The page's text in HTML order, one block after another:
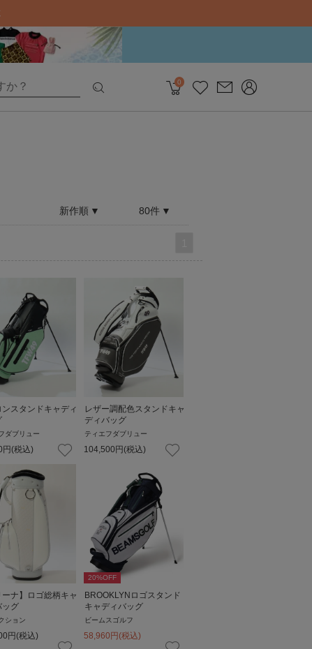
0
新作順 80件
スタンドキャディ
ダブリュー
円(税込)
レザー調配色スタンドキャ
ディバッグ
ティエフダブリュー
104,500円(税込)
ーナ】ロゴ総柄キャ
ッグ
ション
円(税込)
20%OFF
BROOKLYNロゴスタンド
キャディバッグ
ビームスゴルフ
58,960円(税込)